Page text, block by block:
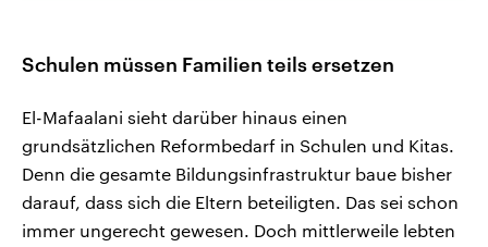
Schulen müssen Familien teils ersetzen
El-Mafaalani sieht darüber hinaus einen
grundsätzlichen Reformbedarf in Schulen und Kitas.
Denn die gesamte Bildungsinfrastruktur baue bisher
darauf, dass sich die Eltern beteiligten. Das sei schon
immer ungerecht gewesen. Doch mittlerweile lebten